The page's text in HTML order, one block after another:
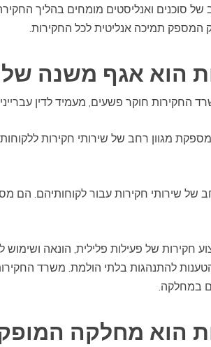
של סוכנים ואנליסטים מומחים בהליך
תמיכה אנליטית לכל החקירות.
הוא אגף משנה
החקירות חוקר פשעים, מעמיד לדין
מגוון רחב של שירותי חקירות
של שירותי חקירות עבור לקוחותיהם. הם
חקירות של פעילות פלילית, הונאה ושימוש
להתנהגות בלתי הולמת. משרד
במחלקה.
הוא מחלקה